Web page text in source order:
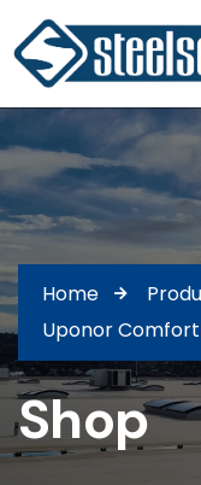
Home
Uponor Comfort
Shop